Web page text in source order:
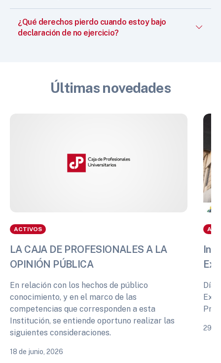
¿Qué derechos pierdo cuando estoy bajo
declaración de no ejercicio?
Últimas novedades
ACTIVOS
LA CAJA DE PROFESIONALES A LA
OPINIÓN PÚBLICA
En relación con los hechos de público
conocimiento, y en el marco de las
competencias que corresponden a esta
Institución, se entiende oportuno realizar las
siguientes consideraciones.
18 de junio, 2026
29